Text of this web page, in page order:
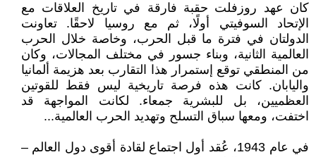
كان عهد روزفلت حقبة فارقة في تاريخ العلاقات مع
الإتحاد السوفيتي أولًا، ثم مع روسيا لاحقًا. تعاونت
الدولتان في فترة ما قبل الحرب، وخاصة خلال الحرب
العالمية الثانية، وبناء جسور في مختلف المجالات، وكان
من المنطقي توقع إستمرار هذا التقارب بعد هزيمة ألمانيا
واليابان. كانت هذه فرصة تاريخية ليس فقط للقوتين
العظميين، بل للبشرية جمعاء. لكانت المواجهة قد
اختفت، ومعها سباق التسلح وتهديد الحرب العالمية...
في عام 1943، عُقد أول اجتماع لقادة أقوى دول العالم –